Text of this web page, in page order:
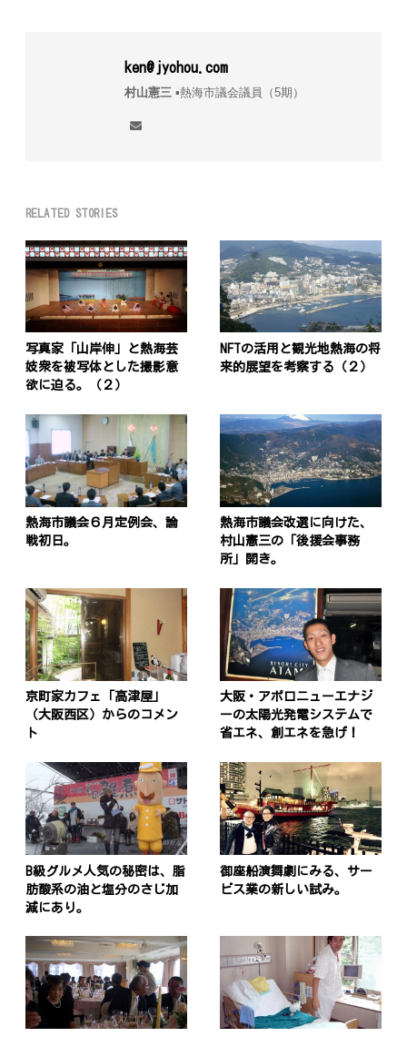
ken@jyohou.com
村山憲三▪︎熱海市議会議員（5期）
RELATED STORIES
写真家「山岸伸」と熱海芸
妓衆を被写体とした撮影意
欲に迫る。（２）
NFTの活用と観光地熱海の将
来的展望を考察する（２）
熱海市議会６月定例会、論
戦初日。
熱海市議会改選に向けた、
村山憲三の「後援会事務
所」開き。
京町家カフェ「高津屋」
（大阪西区）からのコメン
ト
大阪・アポロニューエナジ
ーの太陽光発電システムで
省エネ、創エネを急げ！
B級グルメ人気の秘密は、脂
肪酸系の油と塩分のさじ加
減にあり。
御座船演舞劇にみる、サー
ビス業の新しい試み。